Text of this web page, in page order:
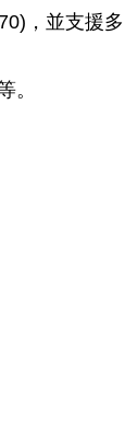
，並支援多
。